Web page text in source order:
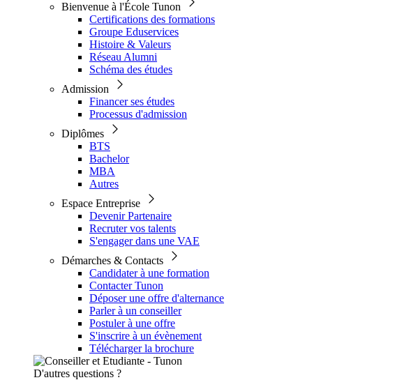
Bienvenue à l'École Tunon
Certifications des formations
Groupe Eduservices
Histoire & Valeurs
Réseau Alumni
Schéma des études
Admission
Financer ses études
Processus d'admission
Diplômes
BTS
Bachelor
MBA
Autres
Espace Entreprise
Devenir Partenaire
Recruter vos talents
S'engager dans une VAE
Démarches & Contacts
Candidater à une formation
Contacter Tunon
Déposer une offre d'alternance
Parler à un conseiller
Postuler à une offre
S'inscrire à un évènement
Télécharger la brochure
D'autres questions ?